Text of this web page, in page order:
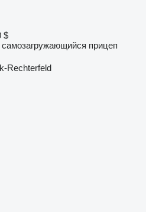
$
самозагружающийся прицеп
Rechterfeld